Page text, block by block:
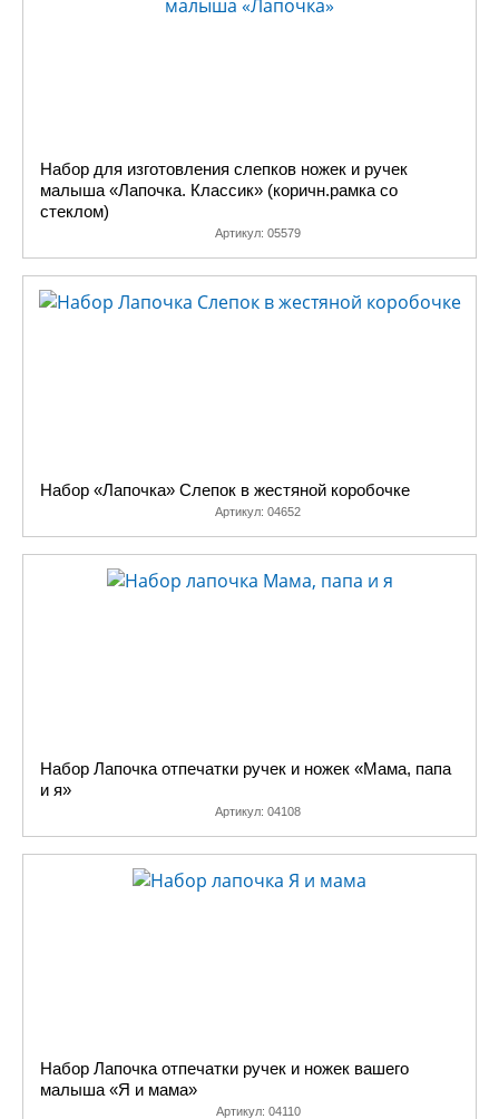
Набор для изготовления слепков ножек и ручек
малыша «Лапочка. Классик» (коричн.рамка со
стеклом)
Артикул: 05579
Набор «Лапочка» Слепок в жестяной коробочке
Артикул: 04652
Набор Лапочка отпечатки ручек и ножек «Мама, папа
и я»
Артикул: 04108
Набор Лапочка отпечатки ручек и ножек вашего
малыша «Я и мама»
Артикул: 04110